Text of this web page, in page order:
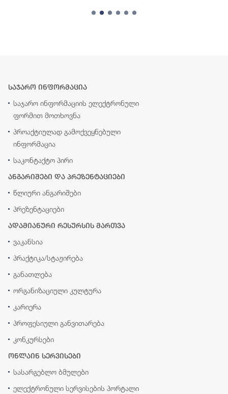
საჯარო ინფორმაცია
საჯარო ინფორმაციის ელექტრონული
ფორმით მოთხოვნა
პროაქტიულად გამოქვეყნებული
ინფორმაცია
საკონტაქტო პირი
ანგარიშები და პრეზენტაციები
წლიური ანგარიშები
პრეზენტაციები
ადამიანური რესურსის მართვა
ვაკანსია
პრაქტიკა/სტაჟირება
განათლება
ორგანიზაციული კულტურა
კარიერა
პროფესიული განვითარება
კონკურსები
ონლაინ სერვისები
სასარგებლო ბმულები
ელექტრონული სერვისების პორტალი